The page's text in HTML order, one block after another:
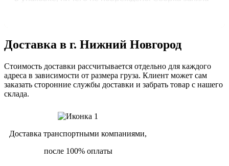
Доставка в г. Нижний Новгород
Стоимость доставки рассчитывается отдельно для каждого
адреса в зависимости от размера груза. Клиент может сам
заказать сторонние службы доставки и забрать товар с нашего
склада.
Доставка транспортными компаниями,
после 100% оплаты